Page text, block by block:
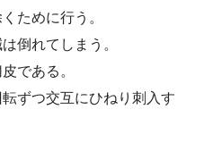
ために行う。
倒れてしまう。
である。
ずつ交互にひねり刺入す